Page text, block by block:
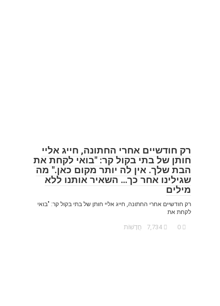
רק חודשיים אחרי החתונה, חייג אליי
חותן של בתי בקול קר: "בואי לקחת את
הבת שלך. אין לה יותר מקום כאן." מה
שגילינו אחר כך… השאיר אותנו ללא
מילים
רק חודשיים אחרי החתונה, חייג אליי חותן של בתי בקול קר: "בואי
לקחת את
חֲדָשׁוֹת 0
7,734